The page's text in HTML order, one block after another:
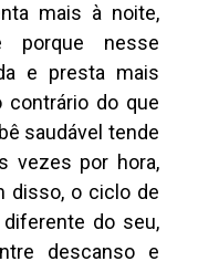
mais à noite,
porque nesse
e presta mais
contrário do que
saudável tende
vezes por hora,
disso, o ciclo de
do seu,
descanso e